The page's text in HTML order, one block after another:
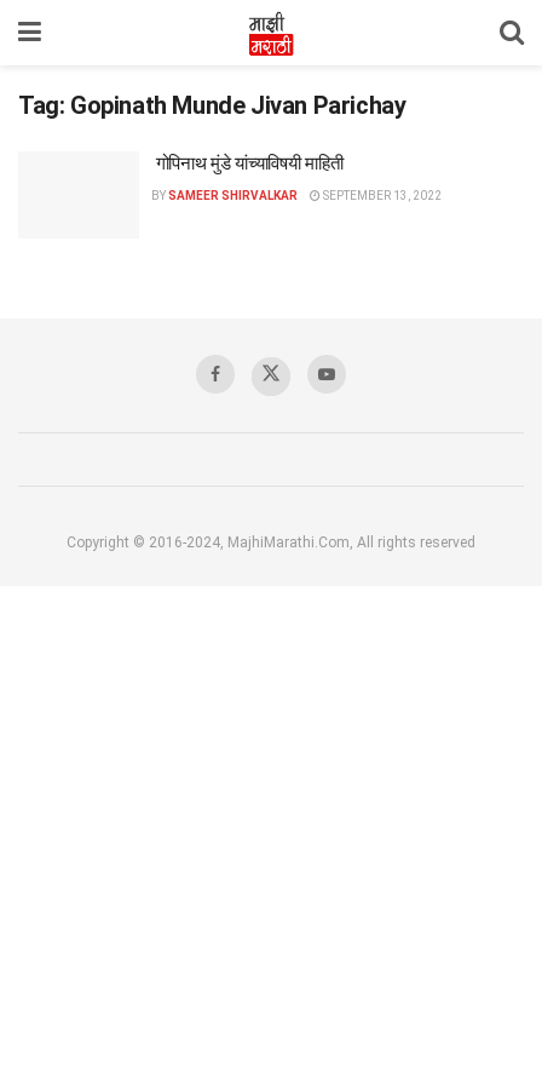
Tag: Gopinath Munde Jivan Parichay
गोपिनाथ मुंडे यांच्याविषयी माहिती
BYSAMEER SHIRVALKAR SEPTEMBER 13, 2022
Copyright © 2016-2024, MajhiMarathi.Com, All rights reserved